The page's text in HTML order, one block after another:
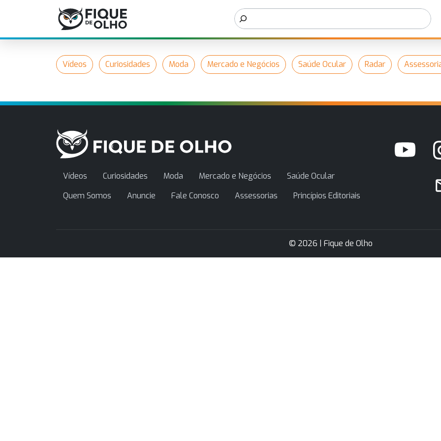
Vídeos Curiosidades Moda Mercado e Negócios Saúde Ocular Radar
Vídeos Curiosidades Moda Mercado e Negócios
Saúde Ocular
Quem Somos
Anuncie Fale Conosco Assessorias Princípios Editoriais
© 2026 | Fique de Olho